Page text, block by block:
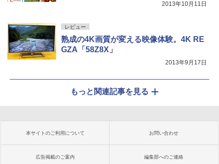
2013年10月11日
レビュー
熟成の4K画質が変える映像体験。4K RE
GZA「58Z8X」
2013年9月17日
もっと関連記事を見る
本サイトのご利用について お問い合わせ
広告掲載のご案内 編集部へのご連絡